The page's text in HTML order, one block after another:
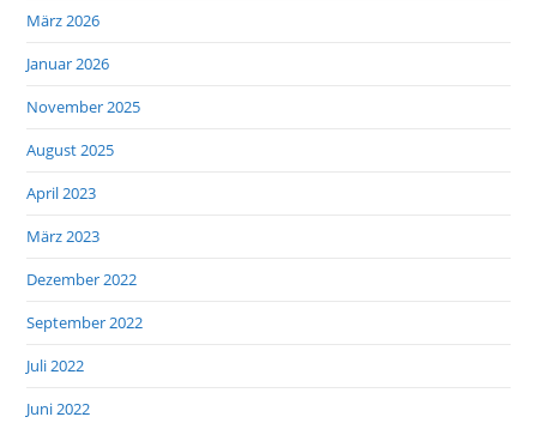
März 2026
Januar 2026
November 2025
August 2025
April 2023
März 2023
Dezember 2022
September 2022
Juli 2022
Juni 2022